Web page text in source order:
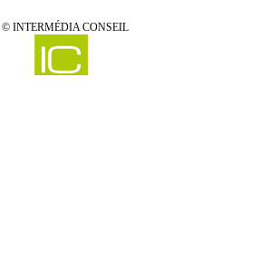
© INTERMÉDIA CONSEIL